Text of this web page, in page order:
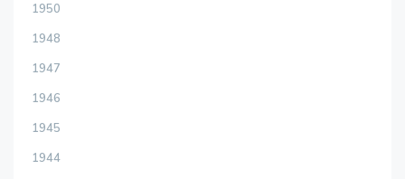
1950
1948
1947
1946
1945
1944